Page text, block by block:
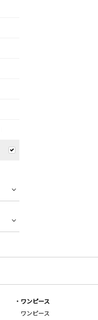
ワンピース
ワンピース